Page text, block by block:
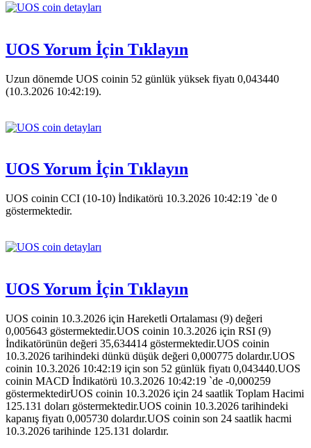
UOS Yorum İçin Tıklayın
Uzun dönemde UOS coinin 52 günlük yüksek fiyatı 0,043440
(10.3.2026 10:42:19).
UOS Yorum İçin Tıklayın
UOS coinin CCI (10-10) İndikatörü 10.3.2026 10:42:19 `de 0
göstermektedir.
UOS Yorum İçin Tıklayın
UOS coinin 10.3.2026 için Hareketli Ortalaması (9) değeri
0,005643 göstermektedir.UOS coinin 10.3.2026 için RSI (9)
İndikatörünün değeri 35,634414 göstermektedir.UOS coinin
10.3.2026 tarihindeki dünkü düşük değeri 0,000775 dolardır.UOS
coinin 10.3.2026 10:42:19 için son 52 günlük fiyatı 0,043440.UOS
coinin MACD İndikatörü 10.3.2026 10:42:19 `de -0,000259
göstermektedirUOS coinin 10.3.2026 için 24 saatlik Toplam Hacimi
125.131 doları göstermektedir.UOS coinin 10.3.2026 tarihindeki
kapanış fiyatı 0,005730 dolardır.UOS coinin son 24 saatlik hacmi
10.3.2026 tarihinde 125.131 dolardır.